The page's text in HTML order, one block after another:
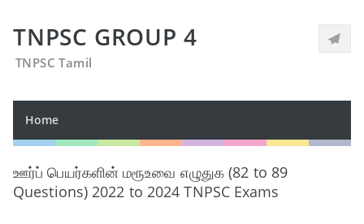
TNPSC GROUP 4
TNPSC Tamil
Home
ஊர்ப் பெயர்களின் மரூஉவை எழுதுக (82 to 89
Questions) 2022 to 2024 TNPSC Exams